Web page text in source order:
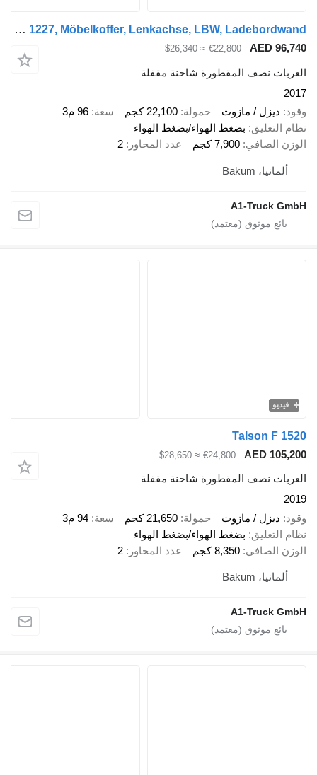
Talson F 1227, Möbelkoffer, Lenkachse, LBW, Ladebordwand
AED
€22,800
≈ $26,340
نصف المقطورة شاحنة مقفلة
ديزل / مازوت حمولة 22,100 كجم سعة
96 م3
التعليق بضغط الهواء/بضغط الهواء
الصافي 7,900 كجم عدد المحاور 2
ألمانيا، Bakum
A1-Truck
فيديو
Talson F
AED
€24,800
≈ $28,650
نصف المقطورة شاحنة مقفلة
ديزل / مازوت حمولة 21,650 كجم سعة
94 م3
التعليق بضغط الهواء/بضغط الهواء
الصافي 8,350 كجم عدد المحاور 2
ألمانيا، Bakum
A1-Truck